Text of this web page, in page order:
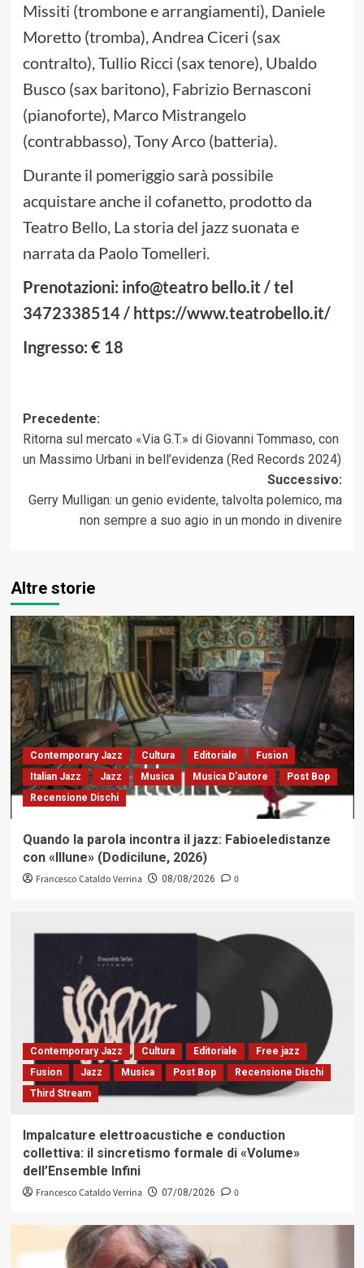
Missiti (trombone e arrangiamenti), Daniele
Moretto (tromba), Andrea Ciceri (sax
contralto), Tullio Ricci (sax tenore), Ubaldo
Busco (sax baritono), Fabrizio Bernasconi
(pianoforte), Marco Mistrangelo
(contrabbasso), Tony Arco (batteria).
Durante il pomeriggio sarà possibile
acquistare anche il cofanetto, prodotto da
Teatro Bello, La storia del jazz suonata e
narrata da Paolo Tomelleri.
Prenotazioni: info@teatro bello.it / tel
3472338514 / https://www.teatrobello.it/
Ingresso: € 18
Navigazione
articolo
Precedente:
Ritorna sul mercato «Via G.T.» di Giovanni Tommaso, con
un Massimo Urbani in bell’evidenza (Red Records 2024)
Successivo:
Gerry Mulligan: un genio evidente, talvolta polemico, ma
non sempre a suo agio in un mondo in divenire
Altre storie
Contemporary Jazz Cultura Editoriale
Fusion
Italian Jazz
Jazz Musica Musica D'autore
Post Bop
Recensione Dischi
Quando la parola incontra il jazz: Fabioeledistanze
con «Illune» (Dodicilune, 2026)
Francesco Cataldo Verrina 08/08/2026 0
Contemporary Jazz Cultura Editoriale
Free jazz
Fusion
Jazz Musica Post Bop
Recensione Dischi
Third Stream
Impalcature elettroacustiche e conduction
collettiva: il sincretismo formale di «Volume»
dell’Ensemble Infini
Francesco Cataldo Verrina 07/08/2026 0